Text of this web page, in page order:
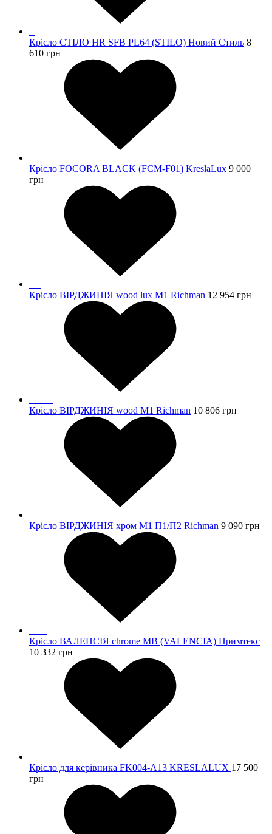
Крісло СТІЛО HR SFB PL64 (STILO) Новий Стиль 8
610 грн
Крісло FOCORA BLACK (FCM-F01) KreslaLux 9 000
грн
Крісло ВІРДЖИНІЯ wood lux М1 Richman 12 954 грн
Крісло ВІРДЖИНІЯ wood М1 Richman 10 806 грн
Крісло ВІРДЖИНІЯ хром М1 П1/П2 Richman 9 090 грн
Крісло ВАЛЕНСІЯ chrome MB (VALENCIA) Примтекс
10 332 грн
Крісло для керівника FK004-A13 KRESLALUX 17 500
грн